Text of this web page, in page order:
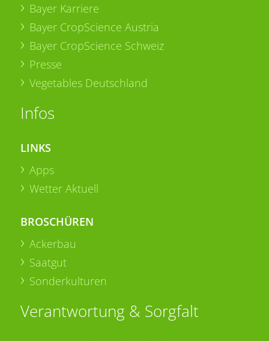
Bayer Karriere
Bayer CropScience Austria
Bayer CropScience Schweiz
Presse
Vegetables Deutschland
Infos
LINKS
Apps
Wetter Aktuell
BROSCHÜREN
Ackerbau
Saatgut
Sonderkulturen
Verantwortung & Sorgfalt